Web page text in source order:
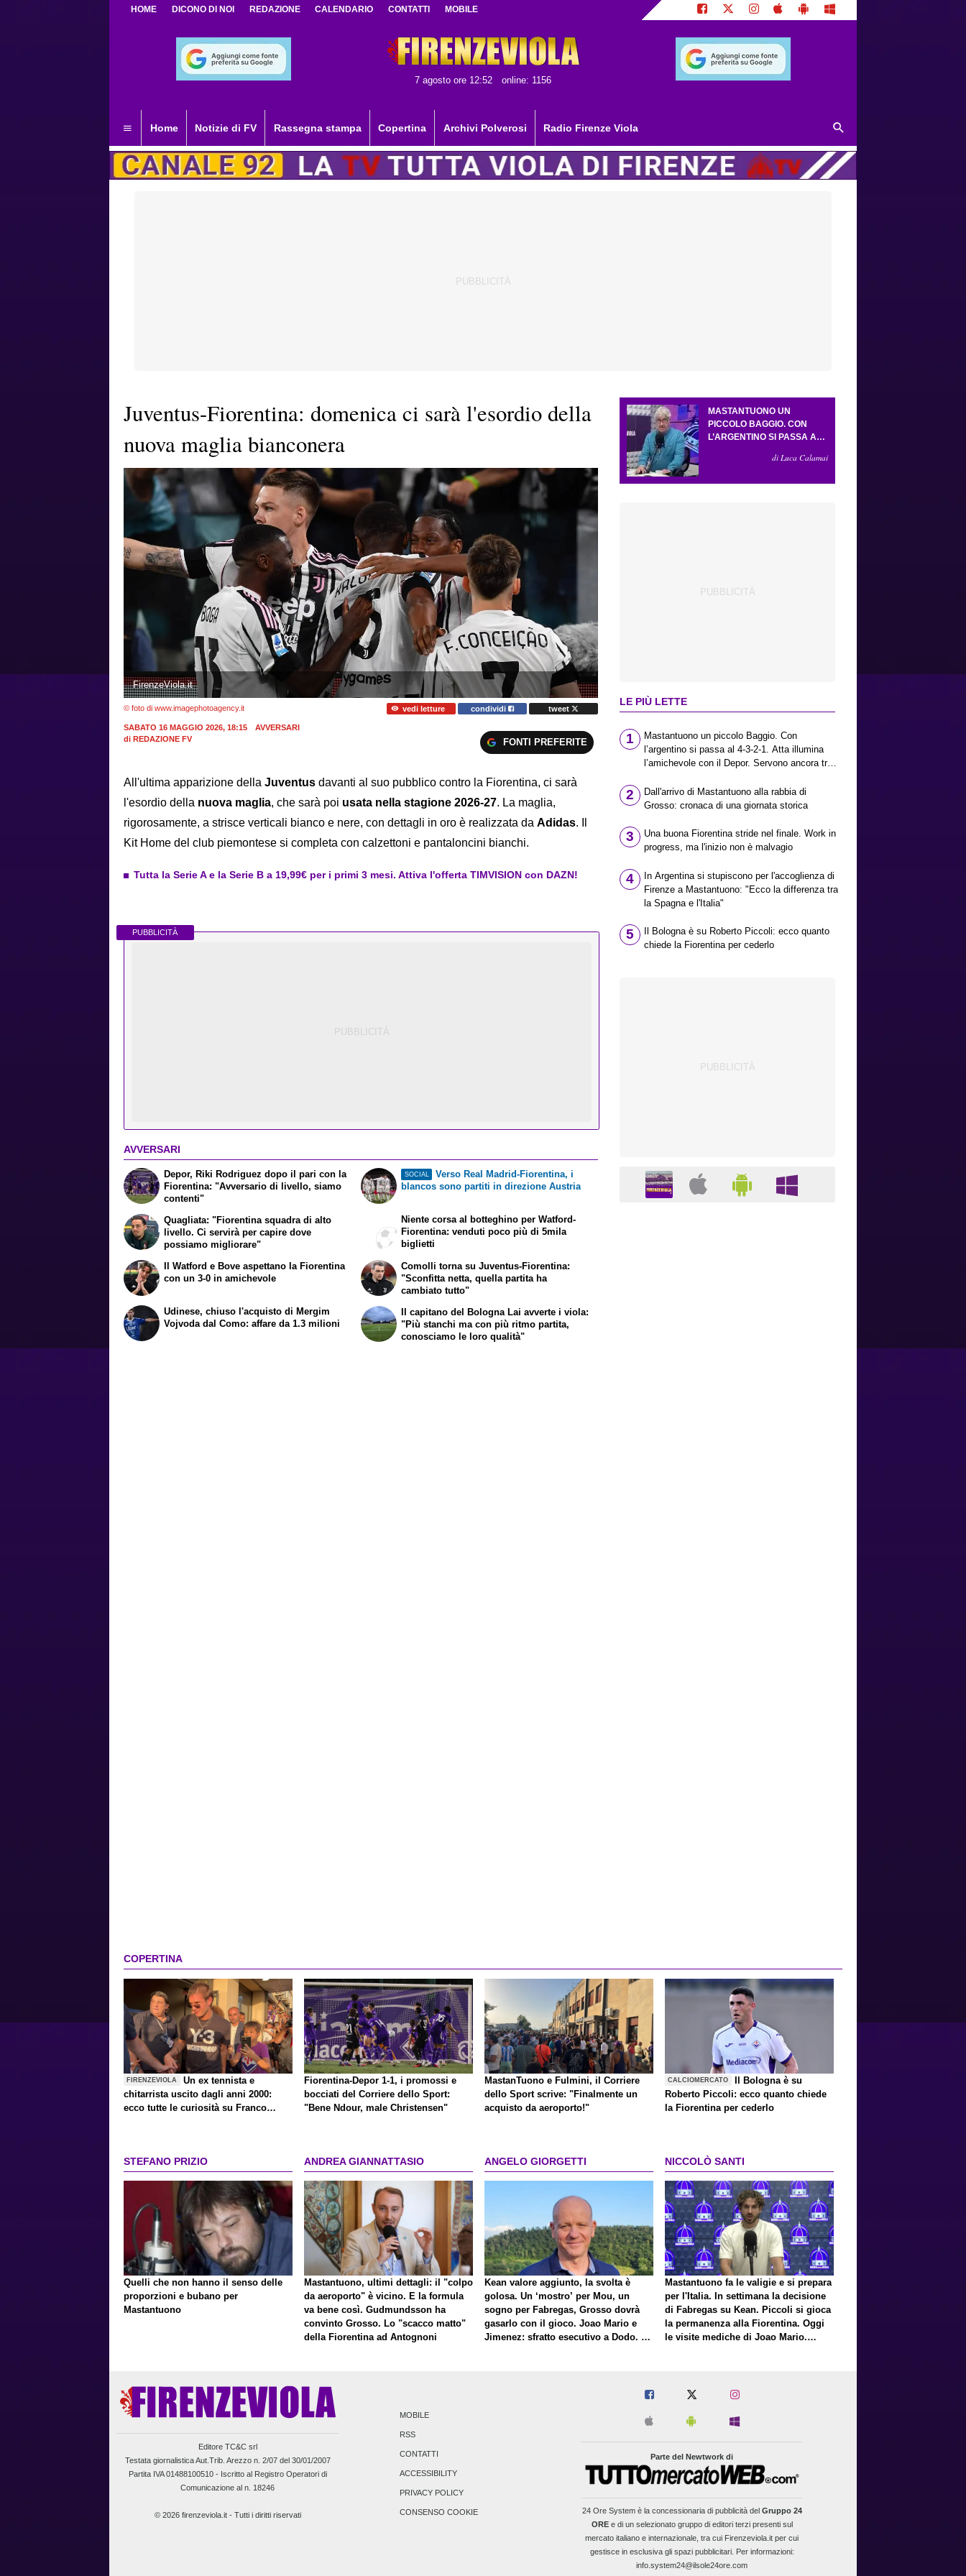
HOME DICONO DI NOI REDAZIONE CALENDARIO CONTATTI MOBILE
7 agosto ore 12:52 online: 1156
Home Notizie di FV Rassegna stampa Copertina Archivi Polverosi Radio Firenze Viola
Juventus-Fiorentina: domenica ci sarà l'esordio della
nuova maglia bianconera
FirenzeViola.it
© foto di www.imagephotoagency.it vedi letture condividi tweet
SABATO 16 MAGGIO 2026, 18:15
AVVERSARI
di REDAZIONE FV FONTI PREFERITE
All'ultima apparizione della Juventus davanti al suo pubblico contro la Fiorentina, ci sarà
l'esordio della nuova maglia, che sarà poi usata nella stagione 2026-27. La maglia,
rigorosamente, a strisce verticali bianco e nere, con dettagli in oro è realizzata da Adidas. Il
Kit Home del club piemontese si completa con calzettoni e pantaloncini bianchi.
Tutta la Serie A e la Serie B a 19,99€ per i primi 3 mesi. Attiva l'offerta TIMVISION con DAZN!
PUBBLICITÀ
AVVERSARI
Depor, Riki Rodriguez dopo il pari con la
Fiorentina: "Avversario di livello, siamo
contenti"
Quagliata: "Fiorentina squadra di alto
livello. Ci servirà per capire dove
possiamo migliorare"
SOCIAL
Verso Real Madrid-Fiorentina, i
blancos sono partiti in direzione Austria
Niente corsa al botteghino per Watford-
Fiorentina: venduti poco più di 5mila
biglietti
Il Watford e Bove aspettano la Fiorentina
con un 3-0 in amichevole
Udinese, chiuso l'acquisto di Mergim
Vojvoda dal Como: affare da 1.3 milioni
Comolli torna su Juventus-Fiorentina:
"Sconfitta netta, quella partita ha
cambiato tutto"
Il capitano del Bologna Lai avverte i viola:
"Più stanchi ma con più ritmo partita,
conosciamo le loro qualità"
MASTANTUONO UN
PICCOLO BAGGIO. CON
L’ARGENTINO SI PASSA AL
L’AMICHEVOLE CON IL
di Luca Calamai
LE PIÙ LETTE
1
Mastantuono un piccolo Baggio. Con
l’argentino si passa al 4-3-2-1. Atta illumina
l’amichevole con il Depor. Servono ancora tre
Antognoni, un finale senza vincitori
2
Dall'arrivo di Mastantuono alla rabbia di
Grosso: cronaca di una giornata storica
3
Una buona Fiorentina stride nel finale. Work in
progress, ma l'inizio non è malvagio
4
In Argentina si stupiscono per l'accoglienza di
Firenze a Mastantuono: "Ecco la differenza tra
la Spagna e l'Italia"
5
Il Bologna è su Roberto Piccoli: ecco quanto
chiede la Fiorentina per cederlo
COPERTINA
FIRENZEVIOLA
Un ex tennista e
chitarrista uscito dagli anni 2000:
ecco tutte le curiosità su Franco
Fiorentina-Depor 1-1, i promossi e
bocciati del Corriere dello Sport:
"Bene Ndour, male Christensen"
MastanTuono e Fulmini, il Corriere
dello Sport scrive: "Finalmente un
acquisto da aeroporto!"
CALCIOMERCATO
Il Bologna è su
Roberto Piccoli: ecco quanto chiede
la Fiorentina per cederlo
STEFANO PRIZIO
Quelli che non hanno il senso delle
proporzioni e bubano per
Mastantuono
ANDREA GIANNATTASIO
Mastantuono, ultimi dettagli: il "colpo
da aeroporto" è vicino. E la formula
va bene così. Gudmundsson ha
convinto Grosso. Lo "scacco matto"
della Fiorentina ad Antognoni
ANGELO GIORGETTI
Kean valore aggiunto, la svolta è
golosa. Un ‘mostro’ per Mou, un
sogno per Fabregas, Grosso dovrà
gasarlo con il gioco. Joao Mario e
Jimenez: sfratto esecutivo a Dodo. E
NICCOLÒ SANTI
Mastantuono fa le valigie e si prepara
per l'Italia. In settimana la decisione
di Fabregas su Kean. Piccoli si gioca
la permanenza alla Fiorentina. Oggi
le visite mediche di Joao Mario.
Editore TC&C srl
Testata giornalistica Aut.Trib. Arezzo n. 2/07 del 30/01/2007
Partita IVA 01488100510 - Iscritto al Registro Operatori di
Comunicazione al n. 18246
© 2026 firenzeviola.it - Tutti i diritti riservati
MOBILE
RSS
CONTATTI
ACCESSIBILITY
PRIVACY POLICY
CONSENSO COOKIE
Parte del Newtwork di
24 Ore Systemè la concessionaria di pubblicità del Gruppo 24
OREe di un selezionato gruppo di editori terzi presenti sul
mercato italiano e internazionale, tra cui Firenzeviola.it per cui
gestisce in esclusiva gli spazi pubblicitari. Per informazioni:
info.system24@ilsole24ore.com